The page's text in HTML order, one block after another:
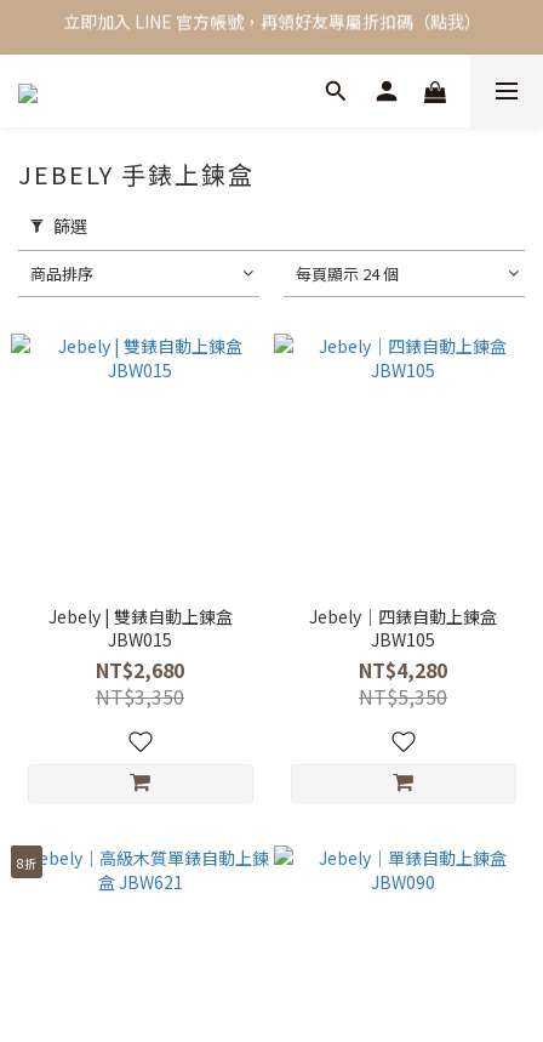
新會員限定，加入會員立即獲得 NT$100 購物金
立即加入 LINE 官方帳號，再領好友專屬折扣碼（點我）
JEBELY 手錶上鍊盒
篩選
商品排序 每頁顯示 24 個
Jebely | 雙錶自動上鍊盒
JBW015
NT$2,680
NT$3,350
Jebely｜四錶自動上鍊盒
JBW105
NT$4,280
NT$5,350
8折